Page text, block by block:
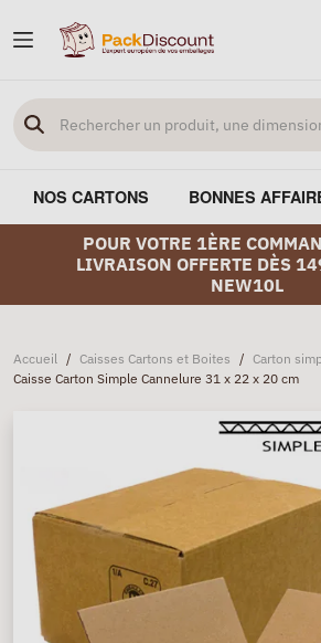
NOS CARTONS BONNES
POUR VOTRE 1ÈRE
LIVRAISON OFFERTE DÈS
NEW10L
Accueil / Caisses Cartons et Boites / Carton
Caisse Carton Simple Cannelure 31 x 22 x 20 cm